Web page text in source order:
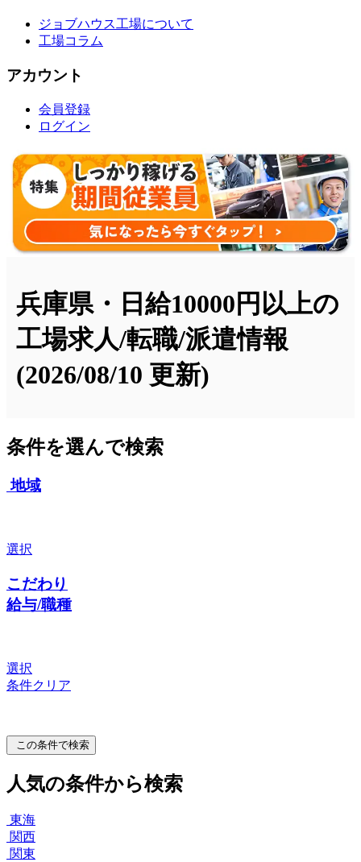
ジョブハウス工場について
工場コラム
アカウント
会員登録
ログイン
兵庫県・日給10000円以上の
工場求人/転職/派遣情報
(2026/08/10 更新)
条件を選んで検索
地域
選択
こだわり
給与/職種
選択
条件クリア
この条件で検索
人気の条件から検索
東海
関西
関東